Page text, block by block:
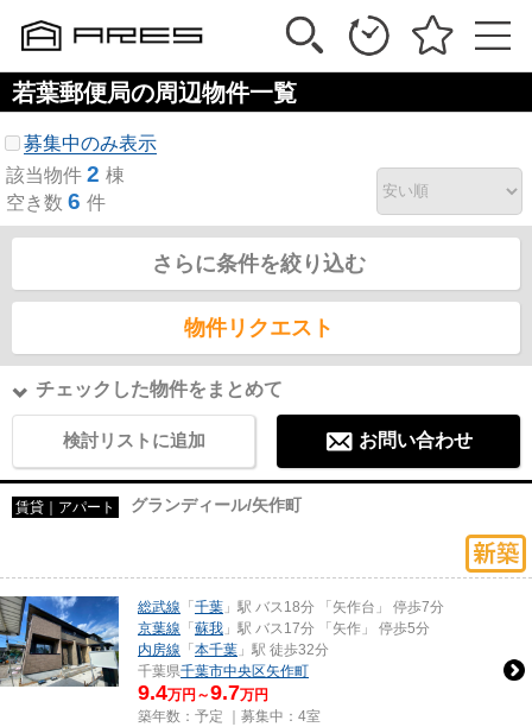
若葉郵便局の周辺物件一覧
募集中のみ表示
該当物件 2 棟
空き数 6 件
さらに条件を絞り込む
物件リクエスト
チェックした物件をまとめて
検討リストに追加 お問い合わせ
賃貸｜アパート グランディール/矢作町
総武線 「 千葉 」駅 バス18分 「矢作台」 停歩7分
京葉線 「 蘇我 」駅 バス17分 「矢作」 停歩5分
内房線 「 本千葉 」駅 徒歩32分
千葉県千葉市中央区矢作町
9.4万円～9.7万円
築年数：予定 ｜募集中： 4室